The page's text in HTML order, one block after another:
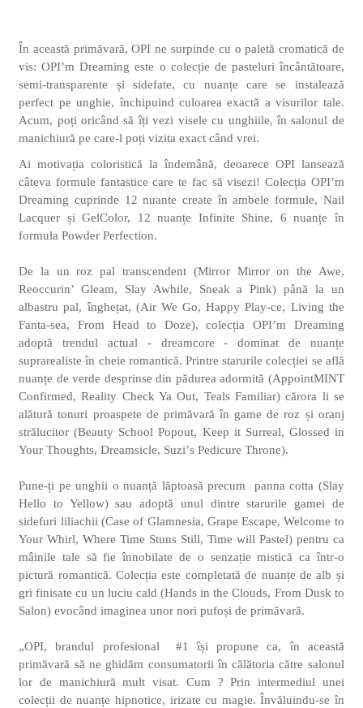
În această primăvară, OPI ne surpinde cu o paletă cromatică de
vis: OPI’m Dreaming este o colecție de pasteluri încântătoare,
semi-transparente și sidefate, cu nuanțe care se instalează
perfect pe unghie, închipuind culoarea exactă a visurilor tale.
Acum, poți oricând să îți vezi visele cu unghiile, în salonul de
manichiură pe care-l poți vizita exact când vrei.
Ai motivația coloristică la îndemână, deoarece OPI lansează
câteva formule fantastice care te fac să visezi! Colecția OPI’m
Dreaming cuprinde 12 nuante create în ambele formule, Nail
Lacquer și GelColor, 12 nuanțe Infinite Shine, 6nuanțe în
formula Powder Perfection.
De la un roz pal transcendent (Mirror Mirror on the Awe,
Reoccurin’ Gleam, Slay Awhile, Sneak a Pink) până la un
albastru pal, înghețat, (Air We Go, Happy Play-ce, Living the
Fanta-sea, From Head to Doze), colecția OPI’m Dreaming
adoptă trendul actual - dreamcore - dominat de nuanțe
suprarealiste în cheie romantică. Printre starurile colecției se află
nuanțe de verde desprinse din pădurea adormită (AppointMINT
Confirmed, Reality Check Ya Out, Teals Familiar) cărora li se
alătură tonuri proaspete de primăvară în game de roz și oranj
strălucitor (Beauty School Popout, Keep it Surreal, Glossed in
Your Thoughts, Dreamsicle, Suzi’s Pedicure Throne).
Pune-ți pe unghii o nuanță lăptoasă precum
panna cotta (Slay
Hello to Yellow)sau adoptă unul dintre starurile gamei de
sidefuri liliachii (Case of Glamnesia, Grape Escape, Welcome to
Your Whirl, Where Time Stuns Still, Time will Pastel) pentru ca
mâinile tale să fie înnobilate de o senzație mistică ca într-o
pictură romantică. Colecția este completată de nuanțe de alb și
gri finisate cu un luciu cald (Hands in the Clouds, From Dusk to
Salon) evocând imaginea unor nori pufoși de primăvară.
„OPI, brandul profesional
#1 își propune ca, în această
primăvară să ne ghidăm consumatorii în călătoria către salonul
lor de manichiură mult visat. Cum ? Prin intermediul unei
colecții de nuanțe hipnotice, irizate cu magie. Învăluindu-se în